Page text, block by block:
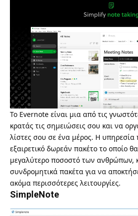
Το Evernote είναι μια από τις
κρατάς τις σημειώσεις σου και να
λίστες σου σε ένα μέρος. Η υπηρεσία
εξαιρετικό δωρεάν πακέτο το οποίο
μεγαλύτερο ποσοστό των ανθρώπων,
συνδρομητικά πακέτα για να
ακόμα περισσότερες λειτουργίες.
SimpleNote